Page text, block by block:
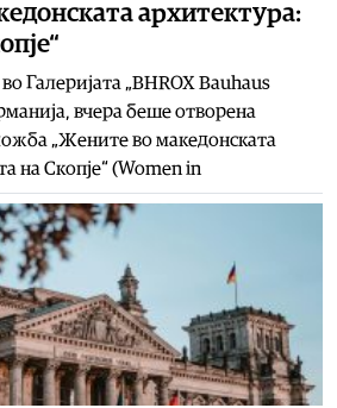
архитектура:
Галеријата „BHROX Bauhaus
вчера беше отворена
„Жените во македонската
на Скопје“ (Women in